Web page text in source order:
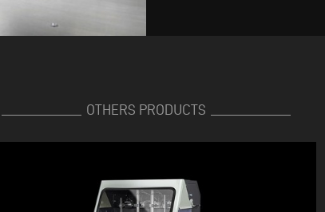
OTHERS PRODUCTS